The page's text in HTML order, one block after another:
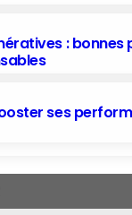
: bonnes
ses